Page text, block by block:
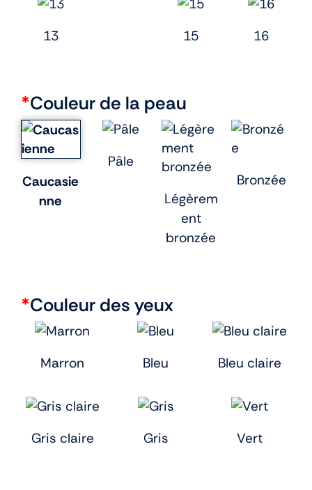
13 15 16
*Couleur de la peau
Caucasie
nne
Pâle
Légèrem
ent
bronzée
Bronzée
*Couleur des yeux
Marron Bleu Bleu claire
Gris claire Gris Vert